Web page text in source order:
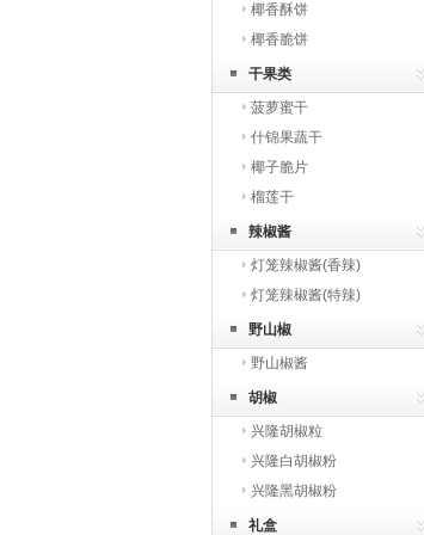
椰香酥饼
椰香脆饼
干果类
菠萝蜜干
什锦果蔬干
椰子脆片
榴莲干
辣椒酱
灯笼辣椒酱(香辣)
灯笼辣椒酱(特辣)
野山椒
野山椒酱
胡椒
兴隆胡椒粒
兴隆白胡椒粉
兴隆黑胡椒粉
礼盒